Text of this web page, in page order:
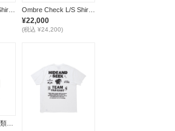
Ombre Check L/S Shirt(26aw) / GREEN
¥22,000
(税込 ¥24,200)
H&S STICKER *4種類展開*